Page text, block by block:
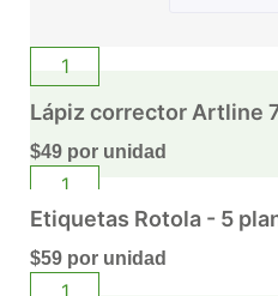
Lápiz corrector Artline
$49 por unidad
Etiquetas Rotola - 5
$59 por unidad